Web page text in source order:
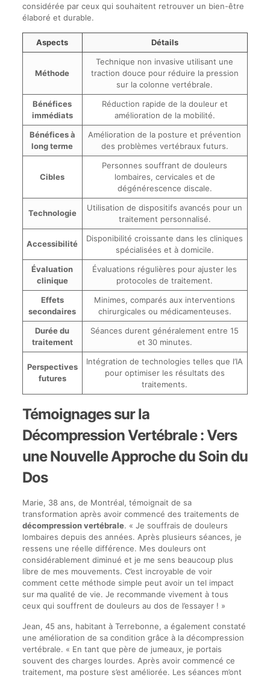
considérée par ceux qui souhaitent retrouver un bien-être
élaboré et durable.
Aspects Détails
Méthode
Technique non invasive utilisant une
traction douce pour réduire la pression
sur la colonne vertébrale.
Bénéfices
immédiats
Réduction rapide de la douleur et
amélioration de la mobilité.
Bénéfices à
long terme
Amélioration de la posture et prévention
des problèmes vertébraux futurs.
Cibles
Personnes souffrant de douleurs
lombaires, cervicales et de
dégénérescence discale.
Technologie
Utilisation de dispositifs avancés pour un
traitement personnalisé.
Accessibilité
Disponibilité croissante dans les cliniques
spécialisées et à domicile.
Évaluation
clinique
Évaluations régulières pour ajuster les
protocoles de traitement.
Effets
secondaires
Minimes, comparés aux interventions
chirurgicales ou médicamenteuses.
Durée du
traitement
Séances durent généralement entre 15
et 30 minutes.
Perspectives
futures
Intégration de technologies telles que l’IA
pour optimiser les résultats des
traitements.
Témoignages sur la
Décompression Vertébrale : Vers
une Nouvelle Approche du Soin du
Dos
Marie, 38 ans, de Montréal, témoignait de sa
transformation après avoir commencé des traitements de
décompression vertébrale. « Je souffrais de douleurs
lombaires depuis des années. Après plusieurs séances, je
ressens une réelle différence. Mes douleurs ont
considérablement diminué et je me sens beaucoup plus
libre de mes mouvements. C’est incroyable de voir
comment cette méthode simple peut avoir un tel impact
sur ma qualité de vie. Je recommande vivement à tous
ceux qui souffrent de douleurs au dos de l’essayer ! »
Jean, 45 ans, habitant à Terrebonne, a également constaté
une amélioration de sa condition grâce à la décompression
vertébrale. « En tant que père de jumeaux, je portais
souvent des charges lourdes. Après avoir commencé ce
traitement, ma posture s’est améliorée. Les séances m’ont